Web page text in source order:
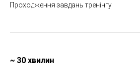
Проходження завдань тренінгу
~ 30 хвилин